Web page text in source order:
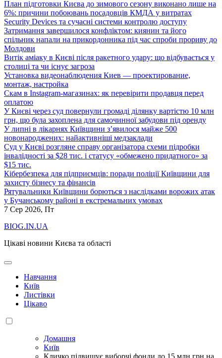
План підготовки Києва до зимового сезону виконано лише на
6%: причини побоювань посадовців КМДА у витратах
Security Devices та сучасні системи контролю доступу
Затримання завершилося конфліктом: киянин та його
спільник напали на прикордонника під час спроби прориву до
Молдови
Витік аміаку в Києві після ракетного удару: що відбувається у
столиці та чи існує загроза
Установка видеонаблюдения Киев — проектирование,
монтаж, настройка
Скам в Instagram-магазинах: як перевірити продавця перед
оплатою
У Києві через суд повернули громаді ділянку вартістю 10 млн
грн, що була захоплена для самочинної забудови під оренду
У липні в лікарнях Київщини з’явилося майже 500
новонароджених: найактивніші медзаклади
Суд у Києві розгляне справу організатора схеми підробки
інвалідності за $28 тис. і статусу «обмежено придатного» за
$15 тис.
Кібербезпека для підприємців: поради поліції Київщини для
захисту бізнесу та фінансів
Рятувальники Київщини борються з наслідками ворожих атак
у Бучанському районі в екстремальних умовах
7 Сер 2026, Пт
BIOG.IN.UA
Цікаві новини Києва та області
Навчання
Київ
Листівки
Цікаво
Домашня
Київ